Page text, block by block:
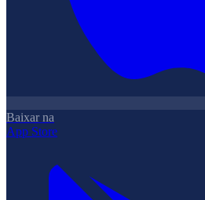
Baixar na
App Store